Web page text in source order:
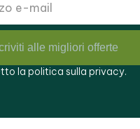
alle migliori offerte
la politica sulla privacy.